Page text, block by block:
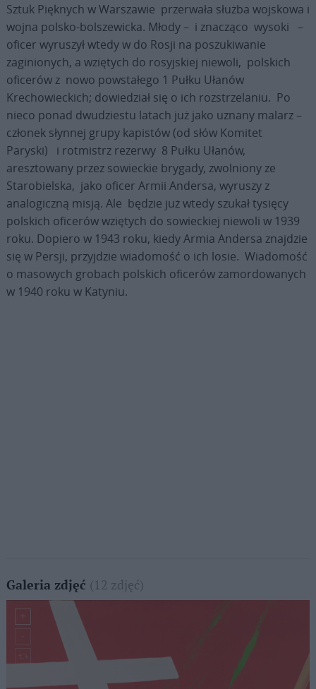
Sztuk Pięknych w Warszawie przerwała służba wojskowa i
wojna polsko-bolszewicka. Młody – i znacząco wysoki –
oficer wyruszył wtedy w do Rosji na poszukiwanie
zaginionych, a wziętych do rosyjskiej niewoli, polskich
oficerów z nowo powstałego 1 Pułku Ułanów
Krechowieckich; dowiedział się o ich rozstrzelaniu. Po
nieco ponad dwudziestu latach już jako uznany malarz –
członek słynnej grupy kapistów (od słów Komitet
Paryski) i rotmistrz rezerwy 8 Pułku Ułanów,
aresztowany przez sowieckie brygady, zwolniony ze
Starobielska, jako oficer Armii Andersa, wyruszy z
analogiczną misją. Ale będzie już wtedy szukał tysięcy
polskich oficerów wziętych do sowieckiej niewoli w 1939
roku. Dopiero w 1943 roku, kiedy Armia Andersa znajdzie
się w Persji, przyjdzie wiadomość o ich losie. Wiadomość
o masowych grobach polskich oficerów zamordowanych
w 1940 roku w Katyniu.
Galeria zdjęć (12 zdjęć)